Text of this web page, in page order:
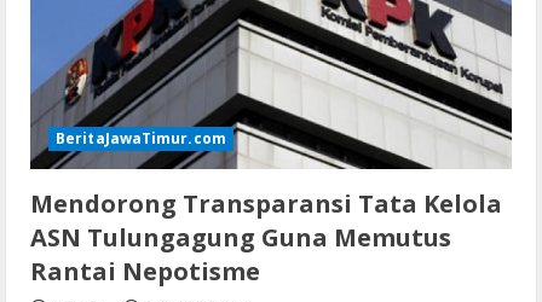
BeritaJawaTimur.com
Mendorong Transparansi Tata Kelola
ASN Tulungagung Guna Memutus
Rantai Nepotisme